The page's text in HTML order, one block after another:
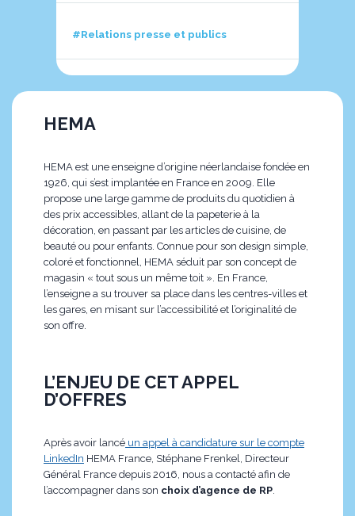
#Relations presse et publics
HEMA
HEMA est une enseigne d’origine néerlandaise fondée en
1926, qui s’est implantée en France en 2009. Elle
propose une large gamme de produits du quotidien à
des prix accessibles, allant de la papeterie à la
décoration, en passant par les articles de cuisine, de
beauté ou pour enfants. Connue pour son design simple,
coloré et fonctionnel, HEMA séduit par son concept de
magasin « tout sous un même toit ». En France,
l’enseigne a su trouver sa place dans les centres-villes et
les gares, en misant sur l’accessibilité et l’originalité de
son offre.
L’ENJEU DE CET APPEL
D’OFFRES
Après avoir lancé un appel à candidature sur le compte
LinkedIn HEMA France, Stéphane Frenkel, Directeur
Général France depuis 2016, nous a contacté afin de
l’accompagner dans son choix d’agence de RP